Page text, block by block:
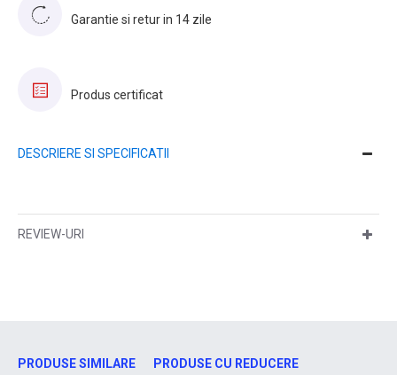
Garantie si retur in 14 zile
Produs certificat
DESCRIERE SI SPECIFICATII
REVIEW-URI
PRODUSE SIMILARE PRODUSE CU REDUCERE